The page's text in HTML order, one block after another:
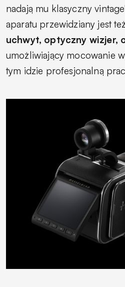
nadają mu klasyczny
aparatu przewidziany jest też
uchwyt, optyczny wizjer,
umożliwiający mocowanie
tym idzie profesjonalną